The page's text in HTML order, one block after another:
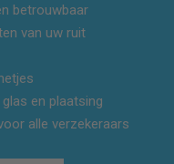
betrouwbaar
van uw ruit
en plaatsing
alle verzekeraars